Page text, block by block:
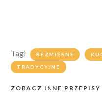
Tagi BEZMIĘSNE
TRADYCYJNE
ZOBACZ INNE PRZEPISY